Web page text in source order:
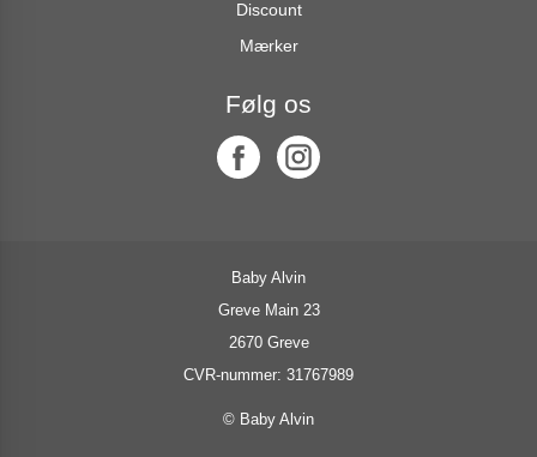
Discount
Mærker
Følg os
Baby Alvin
Greve Main 23
2670 Greve
CVR-nummer: 31767989
© Baby Alvin